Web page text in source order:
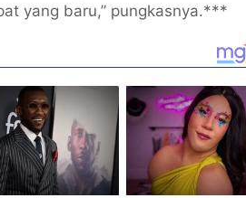
yang baru,” pungkasnya.***